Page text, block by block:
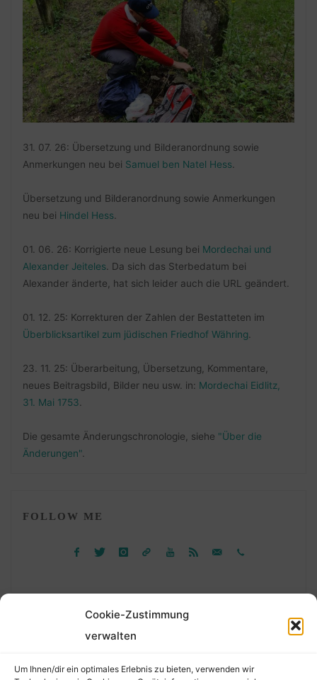
Cookie-Zustimmung
verwalten
Um Ihnen/dir ein optimales Erlebnis zu bieten, verwenden wir
31. 07. 26: Übersetzung und Bilderanordnung sowie
Anmerkungen neu bei Samuel ben Natel Hess.
Übersetzung und Bilderanordnung sowie Anmerkungen
neu bei Hindel Hess.
01. 06. 26: Korrigierte neue Lesung bei Mordechai und
Alexander Jeiteles. Da sich das Sterbedatum bei
Alexander änderte, hat sich leider auch die URL geändert.
01. 12. 25: Korrekturen der Zahlen der Bestatteten im
Überblicksartikel zum jüdischen Friedhof Währing.
23. 11. 25: Überarbeitung, Übersetzung, Kommentare,
neues Beitragsbild, Bilder neu usw. in: Mordechai Eidlitz,
31. Mai 1753.
Die gesamte Änderungschronologie, siehe "Über die
Änderungen".
FOLLOW ME